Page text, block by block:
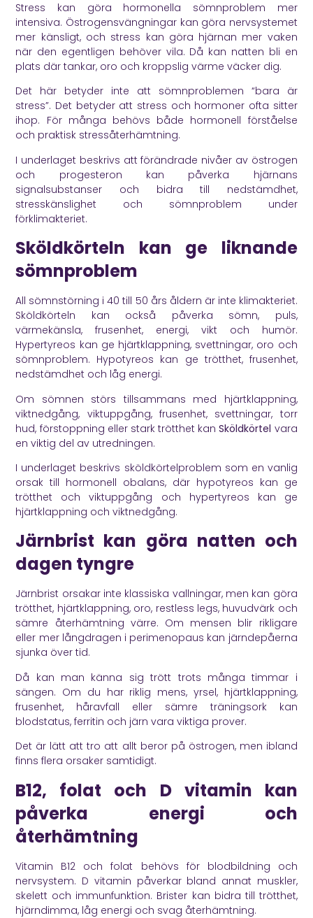
Stress kan göra hormonella sömnproblem mer
intensiva. Östrogensvängningar kan göra nervsystemet
mer känsligt, och stress kan göra hjärnan mer vaken
när den egentligen behöver vila. Då kan natten bli en
plats där tankar, oro och kroppslig värme väcker dig.
Det här betyder inte att sömnproblemen “bara är
stress”. Det betyder att stress och hormoner ofta sitter
ihop. För många behövs både hormonell förståelse
och praktisk stressåterhämtning.
I underlaget beskrivs att förändrade nivåer av östrogen
och progesteron kan påverka hjärnans
signalsubstanser och bidra till nedstämdhet,
stresskänslighet och sömnproblem under
förklimakteriet.
Sköldkörteln kan ge liknande
sömnproblem
All sömnstörning i 40 till 50 års åldern är inte klimakteriet.
Sköldkörteln kan också påverka sömn, puls,
värmekänsla, frusenhet, energi, vikt och humör.
Hypertyreos kan ge hjärtklappning, svettningar, oro och
sömnproblem. Hypotyreos kan ge trötthet, frusenhet,
nedstämdhet och låg energi.
Om sömnen störs tillsammans med hjärtklappning,
viktnedgång, viktuppgång, frusenhet, svettningar, torr
hud, förstoppning eller stark trötthet kanSköldkörtel vara
en viktig del av utredningen.
I underlaget beskrivs sköldkörtelproblem som en vanlig
orsak till hormonell obalans, där hypotyreos kan ge
trötthet och viktuppgång och hypertyreos kan ge
hjärtklappning och viktnedgång.
Järnbrist kan göra natten och
dagen tyngre
Järnbrist orsakar inte klassiska vallningar, men kan göra
trötthet, hjärtklappning, oro, restless legs, huvudvärk och
sämre återhämtning värre. Om mensen blir rikligare
eller mer långdragen i perimenopaus kan järndepåerna
sjunka över tid.
Då kan man känna sig trött trots många timmar i
sängen. Om du har riklig mens, yrsel, hjärtklappning,
frusenhet, håravfall eller sämre träningsork kan
blodstatus, ferritin och järn vara viktiga prover.
Det är lätt att tro att allt beror på östrogen, men ibland
finns flera orsaker samtidigt.
B12, folat och D vitamin kan
påverka energi och
återhämtning
Vitamin B12 och folat behövs för blodbildning och
nervsystem. D vitamin påverkar bland annat muskler,
skelett och immunfunktion. Brister kan bidra till trötthet,
hjärndimma, låg energi och svag återhämtning.